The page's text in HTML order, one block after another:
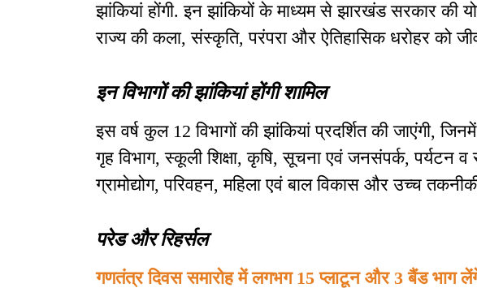
झांकियां होंगी. इन झांकियों के माध्यम से झारखंड सरकार की
राज्य की कला, संस्कृति, परंपरा और ऐतिहासिक धरोहर को
इन विभागों की झांकियां होंगी शामिल
इस वर्ष कुल 12 विभागों की झांकियां प्रदर्शित की जाएंगी,
गृह विभाग, स्कूली शिक्षा, कृषि, सूचना एवं जनसंपर्क, पर्यटन व
ग्रामोद्योग, परिवहन, महिला एवं बाल विकास और उच्च तकनीकी
परेड और रिहर्सल
गणतंत्र दिवस समारोह में लगभग 15 प्लाटून और 3 बैंड भाग